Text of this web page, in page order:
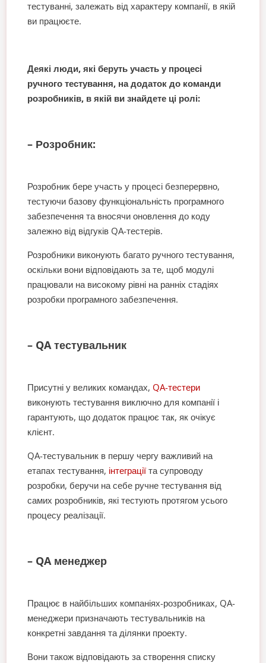
тестуванні, залежать від характеру компанії, в якій
ви працюєте.
Деякі люди, які беруть участь у процесі
ручного тестування, на додаток до команди
розробників, в якій ви знайдете ці ролі:
– Розробник:
Розробник бере участь у процесі безперервно,
тестуючи базову функціональність програмного
забезпечення та вносячи оновлення до коду
залежно від відгуків QA-тестерів.
Розробники виконують багато ручного тестування,
оскільки вони відповідають за те, щоб модулі
працювали на високому рівні на ранніх стадіях
розробки програмного забезпечення.
– QA тестувальник
Присутні у великих командах, QA-тестери
виконують тестування виключно для компанії і
гарантують, що додаток працює так, як очікує
клієнт.
QA-тестувальник в першу чергу важливий на
етапах тестування, інтеграції та супроводу
розробки, беручи на себе ручне тестування від
самих розробників, які тестують протягом усього
процесу реалізації.
– QA менеджер
Працює в найбільших компаніях-розробниках, QA-
менеджери призначають тестувальників на
конкретні завдання та ділянки проекту.
Вони також відповідають за створення списку